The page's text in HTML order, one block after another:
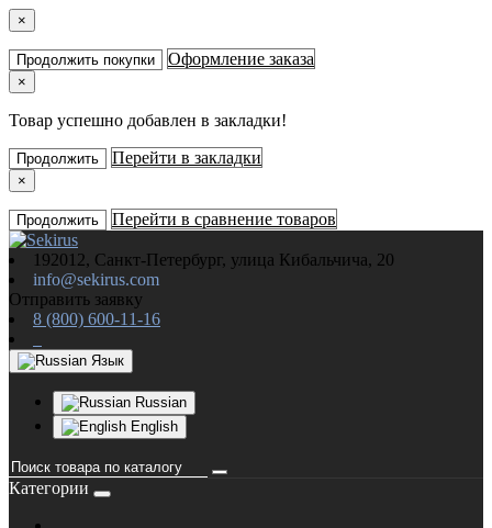
×
Продолжить покупки Оформление заказа
×
Товар успешно добавлен в закладки!
Продолжить Перейти в закладки
×
Продолжить Перейти в сравнение товаров
192012, Санкт-Петербург, улица Кибальчича, 20
info@sekirus.com
Отправить заявку
8 (800) 600-11-16
Язык
Russian
English
Категории